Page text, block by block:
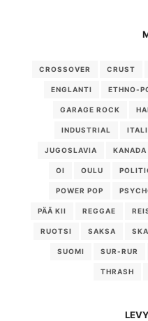
CROSSOVER CRUST
ENGLANTI ETHNO-
GARAGE ROCK
INDUSTRIAL
JUGOSLAVIA KANADA
OI OULU
POWER POP
PÄÄ KII REGGAE
RUOTSI SAKSA SKA
SUOMI SUR-RUR
THRASH